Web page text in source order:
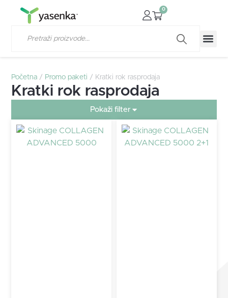
0
Početna / Promo paketi / Kratki rok rasprodaja
Kratki rok rasprodaja
Pokaži filter